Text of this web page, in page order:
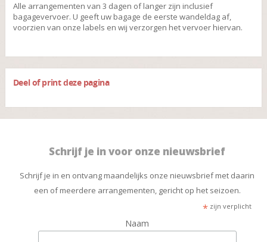
Alle arrangementen van 3 dagen of langer zijn inclusief
bagagevervoer. U geeft uw bagage de eerste wandeldag af,
voorzien van onze labels en wij verzorgen het vervoer hiervan.
Deel of print deze pagina
Schrijf je in voor onze nieuwsbrief
Schrijf je in en ontvang maandelijks onze nieuwsbrief met daarin
een of meerdere arrangementen, gericht op het seizoen.
* zijn verplicht
Naam